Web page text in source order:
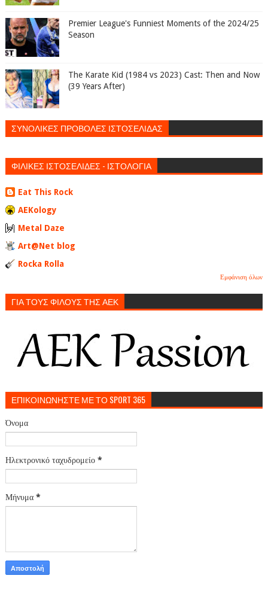
Premier League's Funniest Moments of the 2024/25
Season
The Karate Kid (1984 vs 2023) Cast: Then and Now
(39 Years After)
ΣΥΝΟΛΙΚΕΣ ΠΡΟΒΟΛΕΣ ΙΣΤΟΣΕΛΙΔΑΣ
ΦΙΛΙΚΕΣ ΙΣΤΟΣΕΛΙΔΕΣ - ΙΣΤΟΛΟΓΙΑ
Eat This Rock
AEKology
Metal Daze
Art@Net blog
Rocka Rolla
Εμφάνιση όλων
ΓΙΑ ΤΟΥΣ ΦΙΛΟΥΣ ΤΗΣ ΑΕΚ
ΕΠΙΚΟΙΝΩΝΗΣΤΕ ΜΕ ΤΟ SPORT 365
Όνομα
Ηλεκτρονικό ταχυδρομείο *
Μήνυμα *